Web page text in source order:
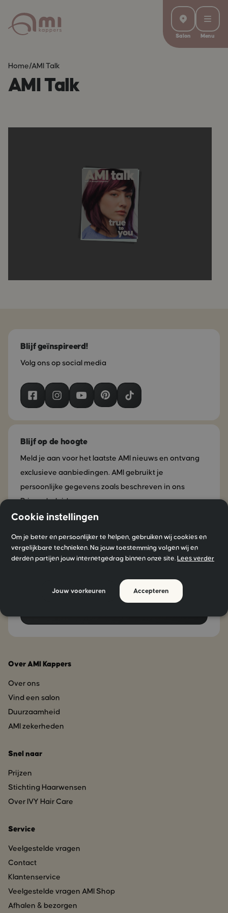
Salon Menu
Home/AMI Talk
AMI Talk
Blijf geïnspireerd!
Volg ons op social media
Blijf op de hoogte
Meld je aan voor het laatste AMI nieuws en ontvang
exclusieve aanbiedingen. AMI gebruikt je
persoonlijke gegevens zoals beschreven in ons
Privacybeleid.
Naam*
E-mailadres*
Over AMI Kappers
Over ons
Vind een salon
Duurzaamheid
AMI zekerheden
Snel naar
Prijzen
Stichting Haarwensen
Over IVY Hair Care
Service
Veelgestelde vragen
Contact
Klantenservice
Veelgestelde vragen AMI Shop
Afhalen & bezorgen
Cookie instellingen
Om je beter en persoonlijker te helpen, gebruiken wij cookies en
vergelijkbare technieken. Na jouw toestemming volgen wij en
derden partijen jouw internetgedrag binnen onze site. Lees verder
Accepteren
Jouw voorkeuren